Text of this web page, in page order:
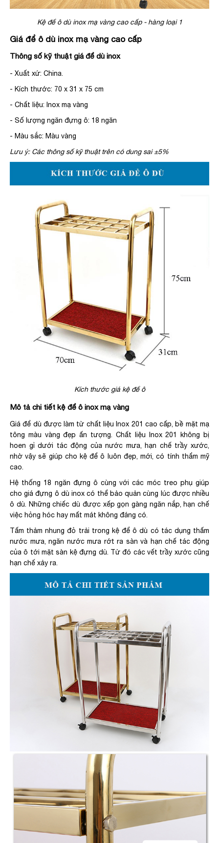
Kệ để ô dù inox mạ vàng cao cấp - hàng loại 1
Giá để ô dù inox mạ vàng cao cấp
Thông số kỹ thuật giá để dù inox
- Xuất xứ: China.
- Kích thước: 70 x 31 x 75 cm
- Chất liệu: Inox mạ vàng
- Số lượng ngăn đựng ô: 18 ngăn
- Màu sắc: Màu vàng
Lưu ý: Các thông số kỹ thuật trên có dung sai ±5%
Kích thước giá kệ để ô
Mô tả chi tiết kệ để ô inox mạ vàng
Giá để dù được làm từ chất liệu Inox 201 cao cấp, bề mặt mạ
tông màu vàng đẹp ấn tượng. Chất liệu Inox 201 không bị
hoen gỉ dưới tác động của nước mưa, hạn chế trầy xước,
nhờ vậy sẽ giúp cho kệ để ô luôn đẹp, mới, có tính thẩm mỹ
cao.
Hệ thống 18 ngăn đựng ô cùng với các móc treo phụ giúp
cho giá đựng ô dù inox có thể bảo quản cùng lúc được nhiều
ô dù. Những chiếc dù được xếp gọn gàng ngăn nắp, hạn chế
việc hỏng hóc hay mất mát không đáng có.
Tấm thảm nhung đỏ trải trong kệ để ô dù có tác dụng thấm
nước mưa, ngăn nước mưa rớt ra sàn và hạn chế tác động
của ô tới mặt sàn kệ đựng dù. Từ đó các vết trầy xước cũng
hạn chế xảy ra.